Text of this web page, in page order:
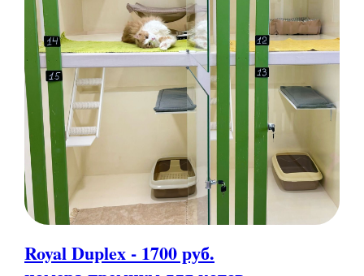
Royal Duplex - 1700 руб.